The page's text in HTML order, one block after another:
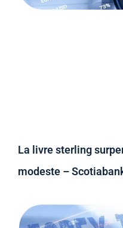
La livre sterling
modeste –